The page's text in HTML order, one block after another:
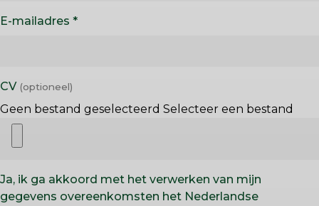
E-mailadres
CV
Geen bestand geselecteerd Selecteer een bestand
Ja, ik ga akkoord met het verwerken van mijn
gegevens overeenkomsten het Nederlandse